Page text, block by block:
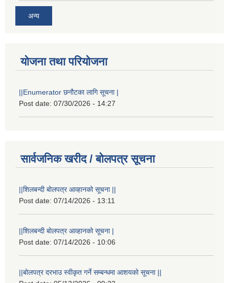
अन्य
योजना तथा परियोजना
||Enumerator छनौटका लागि सूचना |
Post date: 07/30/2026 - 14:27
सार्वजनिक खरीद / बोलपत्र सूचना
||शिलबन्दी बोलपत्र आव्हानको सूचना ||
Post date: 07/14/2026 - 13:11
||शिलबन्दी बोलपत्र आव्हानको सूचना |
Post date: 07/14/2026 - 10:06
||बोलपत्र दरभाउ स्वीकृत गर्ने सम्बन्धमा आशयको सूचना ||